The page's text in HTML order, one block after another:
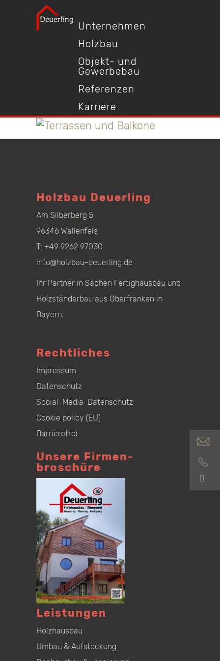
Unternehmen
Holzbau
Objekt- und
Gewerbebau
Referenzen
Karriere
Holzbau Deuerling
Am Silberberg 5
96346 Wallenfels
T: +49 9262 97030
info@holzbau-deuerling.de
Ihr Partner in Sachen Fertighausbau und
Holzständerbau aus Oberfranken in
Bayern.
Rechtliches
Impressum
Datenschutz
Social-Media-Datenschutz
Cookie policy (EU)
Barrierefrei
Unsere Firmen­
broschüre
Leistungen
Holzhausbau
Umbau & Aufstockung